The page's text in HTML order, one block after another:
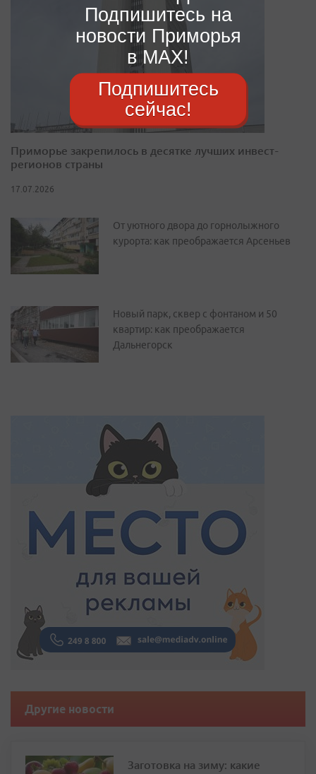
Приморье закрепилось в десятке лучших инвест-
регионов страны
17.07.2026
От уютного двора до горнолыжного
курорта: как преображается Арсеньев
Новый парк, сквер с фонтаном и 50
квартир: как преображается
Дальнегорск
Другие новости
Заготовка на зиму: какие
Подпишитесь на
новости Приморья
в MAX!
Подпишитесь
сейчас!